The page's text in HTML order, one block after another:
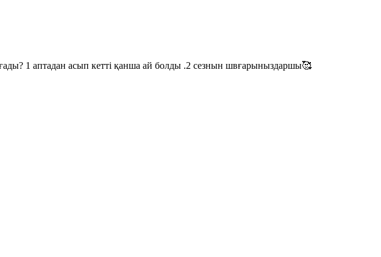
1 аптадан асып кетті қанша ай болды .2 сезнын швғарыныздаршы🥰